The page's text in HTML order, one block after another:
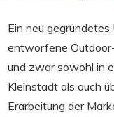
Ein neu
entworfene
und zwar sowohl in
Kleinstadt als auch
Erarbeitung der